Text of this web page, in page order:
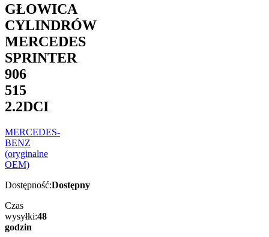
GŁOWICA
CYLINDRÓW
MERCEDES
SPRINTER
906
515
2.2DCI
MERCEDES-
BENZ
(oryginalne
OEM)
Dostępność:Dostępny
Czas
wysyłki:48
godzin